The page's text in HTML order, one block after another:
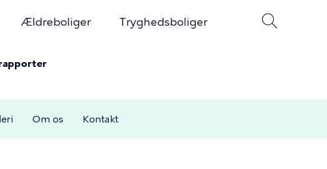
Ældreboliger Tryghedsboliger
Om os Kontakt